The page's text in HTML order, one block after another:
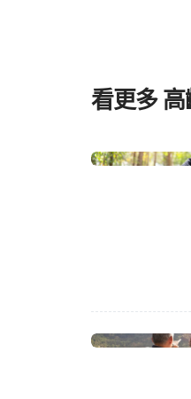
4。 目前已有重大進展，科學家已逐步確認與描述這些老化的核心機制，並將其稱為「老化
的標誌（
Geromedicine:
發表於高影響力
（老化醫學,
疾病的模式，轉
移，而精準老化醫學正提供
發表的文章進行
看更多